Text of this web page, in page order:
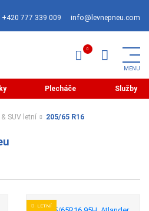
+420 777 339 009 info@levnepneu.com
Plecháče Služby
SUV letní 205/65 R16
LETNÍ